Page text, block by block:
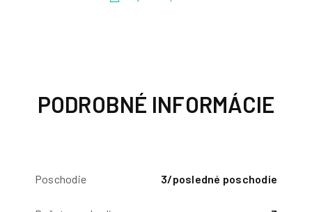
PODROBNÉ INFORMÁCIE
Poschodie 3/posledné poschodie